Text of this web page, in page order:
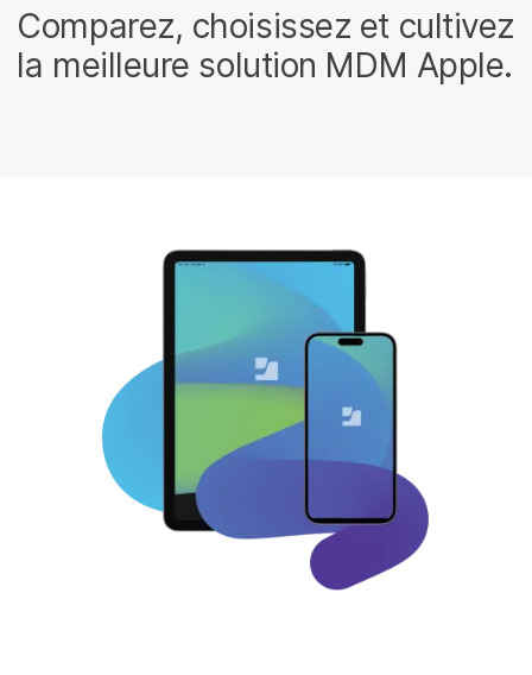
Comparez, choisissez et cultivez
la meilleure solution MDM Apple.